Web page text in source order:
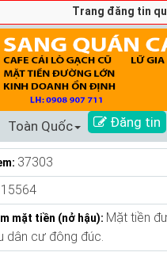
Trang đăng tin quảng
Toàn Quốc Đăng tin
37303
15564
mặt tiền (nở hậu): Mặt tiền
dân cư đông đúc.